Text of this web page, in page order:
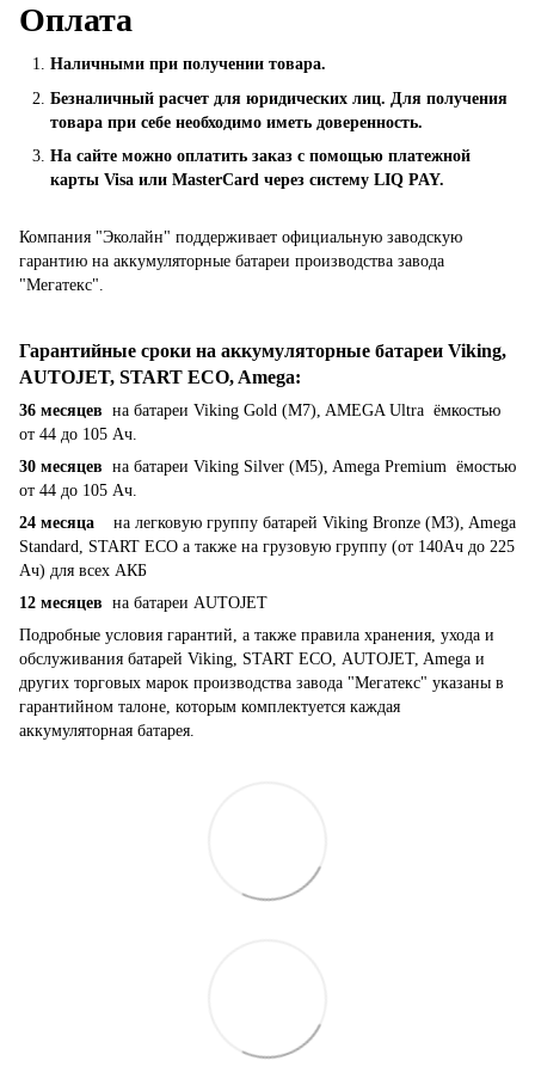
Оплата
Наличными при получении товара.
Безналичный расчет для юридических лиц. Для получения
товара при себе необходимо иметь доверенность.
На сайте можно оплатить заказ с помощью платежной
карты Visa или MasterCard через систему LIQ PAY.
Компания "Эколайн" поддерживает официальную заводскую
гарантию на аккумуляторные батареи производства завода
"Мегатекс".
Гарантийные сроки на аккумуляторные батареи Viking,
AUTOJET, START ECO, Amega:
36 месяцев на батареи Viking Gold (M7), AMEGA Ultra ёмкостью
от 44 до 105 Ач.
30 месяцев на батареи Viking Silver (M5), Amega Premium ёмостью
от 44 до 105 Ач.
24 месяца на легковую группу батарей Viking Bronze (M3), Amega
Standard, START ECO а также на грузовую группу (от 140Ач до 225
Ач) для всех АКБ
12 месяцев на батареи AUTOJET
Подробные условия гарантий, а также правила хранения, ухода и
обслуживания батарей Viking, START ECO, AUTOJET, Amega и
других торговых марок производства завода "Мегатекс" указаны в
гарантийном талоне, которым комплектуется каждая
аккумуляторная батарея.